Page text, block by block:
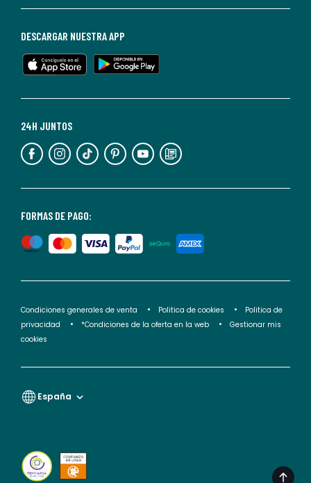
de
en
cualquier
Para
información,
puedes
nuestra
de
privacidad</2>.
FORMAS DE PAGO:
24H JUNTOS
DESCARGAR NUESTRA APP
Condiciones generales de venta Politica de cookies
Politica de
privacidad
*Condiciones de la oferta en la web
Gestionar mis
cookies
España